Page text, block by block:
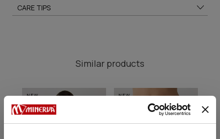
CARE TIPS
Similar products
NEW NEW